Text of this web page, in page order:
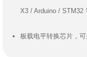
X3 / Arduino / STM32
板载电平转换芯片，